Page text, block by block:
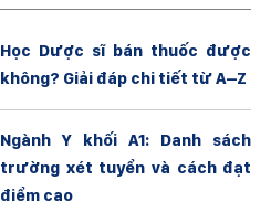
Học Dược sĩ bán thuốc được
không? Giải đáp chi tiết từ A–Z
Ngành Y khối A1: Danh sách
trường xét tuyển và cách đạt
điểm cao